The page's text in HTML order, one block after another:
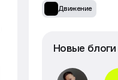
Движение
Новые блоги